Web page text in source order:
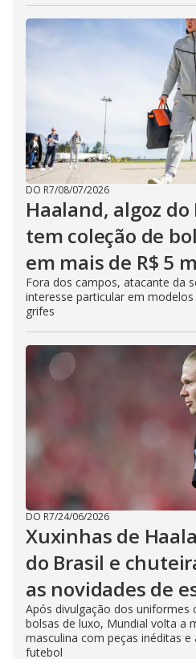
DO R7/08/07/2026
Haaland, algoz do
tem coleção de
em mais de R$ 5
Fora dos campos, atacante da
interesse particular em
grifes
DO R7/24/06/2026
Xuxinhas de
do Brasil e
as novidades de
Após divulgação dos uniformes
bolsas de luxo, Mundial volta a
masculina com peças inéditas
futebol